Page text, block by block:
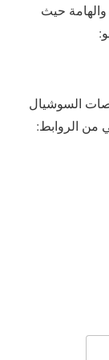
حيث
السوشيال
من الروابط: